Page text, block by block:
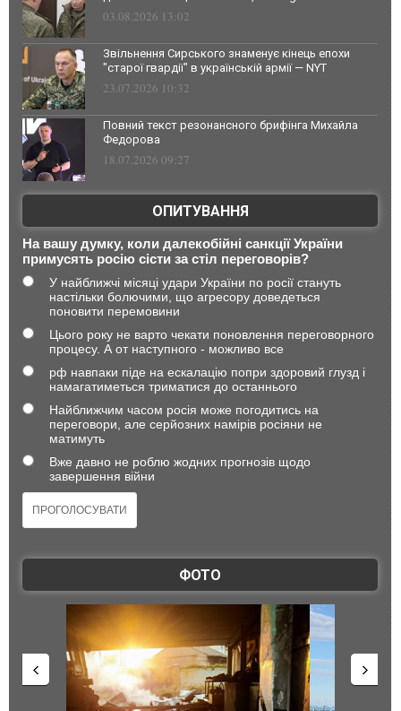
03.08.2026 13:02
Звільнення Сирського знаменує кінець епохи
"старої гвардії" в українській армії — NYT
23.07.2026 10:32
Повний текст резонансного брифінга Михайла
Федорова
18.07.2026 09:27
ОПИТУВАННЯ
На вашу думку, коли далекобійні санкції України
примусять росію сісти за стіл переговорів?
У найближчі місяці удари України по росії стануть
настільки болючими, що агресору доведеться
поновити перемовини
Цього року не варто чекати поновлення переговорного
процесу. А от наступного - можливо все
рф навпаки піде на ескалацію попри здоровий глузд і
намагатиметься триматися до останнього
Найближчим часом росія може погодитись на
переговори, але серйозних намірів росіяни не
матимуть
Вже давно не роблю жодних прогнозів щодо
завершення війни
ФОТО